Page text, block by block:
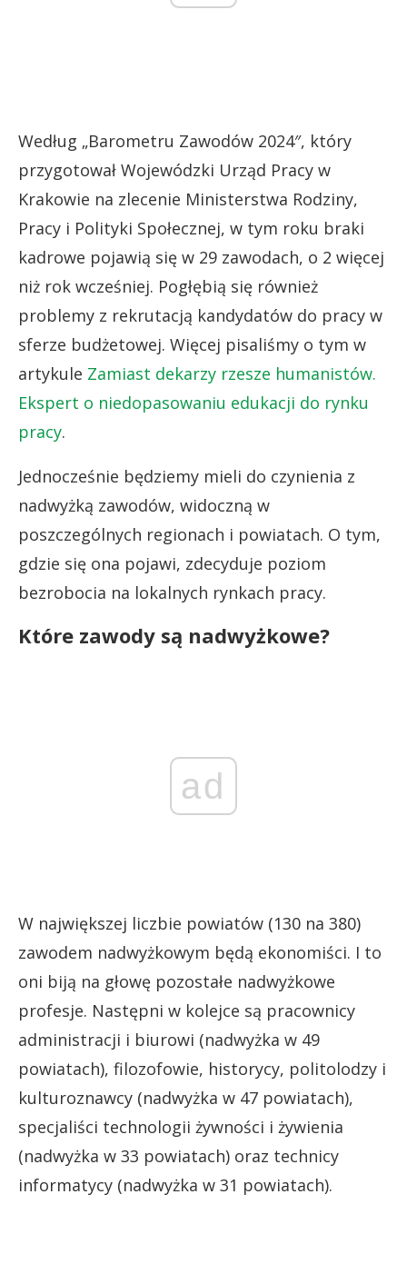
Według „Barometru Zawodów 2024″, który
przygotował Wojewódzki Urząd Pracy w
Krakowie na zlecenie Ministerstwa Rodziny,
Pracy i Polityki Społecznej, w tym roku braki
kadrowe pojawią się w 29 zawodach, o 2 więcej
niż rok wcześniej. Pogłębią się również
problemy z rekrutacją kandydatów do pracy w
sferze budżetowej. Więcej pisaliśmy o tym w
artykule Zamiast dekarzy rzesze humanistów.
Ekspert o niedopasowaniu edukacji do rynku
pracy.
Jednocześnie będziemy mieli do czynienia z
nadwyżką zawodów, widoczną w
poszczególnych regionach i powiatach. O tym,
gdzie się ona pojawi, zdecyduje poziom
bezrobocia na lokalnych rynkach pracy.
Które zawody są nadwyżkowe?
ad
W największej liczbie powiatów (130 na 380)
zawodem nadwyżkowym będą ekonomiści. I to
oni biją na głowę pozostałe nadwyżkowe
profesje. Następni w kolejce są pracownicy
administracji i biurowi (nadwyżka w 49
powiatach), filozofowie, historycy, politolodzy i
kulturoznawcy (nadwyżka w 47 powiatach),
specjaliści technologii żywności i żywienia
(nadwyżka w 33 powiatach) oraz technicy
informatycy (nadwyżka w 31 powiatach).